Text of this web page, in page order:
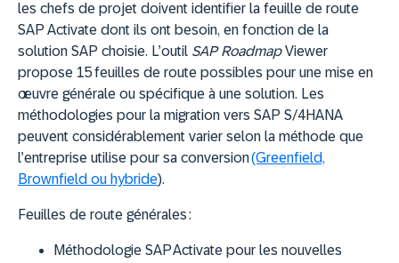
les chefs de projet doivent identifier la feuille de route
SAP Activate dont ils ont besoin, en fonction de la
solution SAP choisie. L’outil SAP RoadmapViewer
propose 15 feuilles de route possibles pour une mise en
œuvre générale ou spécifique à une solution. Les
méthodologies pour la migration vers SAP S/4HANA
peuvent considérablement varier selon la méthode que
l’entreprise utilise pour sa conversion(Greenfield,
Brownfield ou hybride).
Feuilles de route générales :
Méthodologie SAP Activate pour les nouvelles